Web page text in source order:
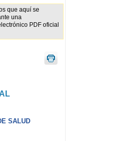
que aquí se
una
PDF oficial
SALUD